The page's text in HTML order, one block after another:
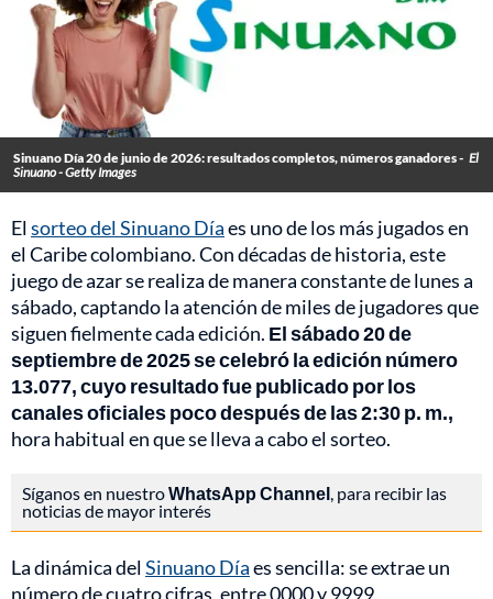
Sinuano Día 20 de junio de 2026: resultados completos, números ganadores - El
Sinuano - Getty Images
Elsorteo del Sinuano Díaes uno de los más jugados en
el Caribe colombiano. Con décadas de historia, este
juego de azar se realiza de manera constante de lunes a
sábado, captando la atención de miles de jugadores que
siguen fielmente cada edición. El sábado 20 de
septiembre de 2025 se celebró la edición número
13.077, cuyo resultado fue publicado por los
canales oficiales poco después de las 2:30 p. m.,
hora habitual en que se lleva a cabo el sorteo.
Síganos en nuestroWhatsApp Channel, para recibir las
noticias de mayor interés
La dinámica delSinuano Díaes sencilla: se extrae un
número de cuatro cifras, entre 0000 y 9999,